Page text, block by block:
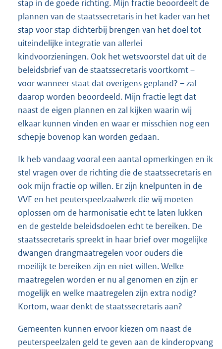
stap in de goede richting. Mijn fractie beoordeelt de
plannen van de staatssecretaris in het kader van het
stap voor stap dichterbij brengen van het doel tot
uiteindelijke integratie van allerlei
kindvoorzieningen. Ook het wetsvoorstel dat uit de
beleidsbrief van de staatssecretaris voortkomt –
voor wanneer staat dat overigens gepland? – zal
daarop worden beoordeeld. Mijn fractie legt dat
naast de eigen plannen en zal kijken waarin wij
elkaar kunnen vinden en waar er misschien nog een
schepje bovenop kan worden gedaan.
Ik heb vandaag vooral een aantal opmerkingen en ik
stel vragen over de richting die de staatssecretaris en
ook mijn fractie op willen. Er zijn knelpunten in de
VVE en het peuterspeelzaalwerk die wij moeten
oplossen om de harmonisatie echt te laten lukken
en de gestelde beleidsdoelen echt te bereiken. De
staatssecretaris spreekt in haar brief over mogelijke
dwangen drangmaatregelen voor ouders die
moeilijk te bereiken zijn en niet willen. Welke
maatregelen worden er nu al genomen en zijn er
mogelijk en welke maatregelen zijn extra nodig?
Kortom, waar denkt de staatssecretaris aan?
Gemeenten kunnen ervoor kiezen om naast de
peuterspeelzalen geld te geven aan de kinderopvang